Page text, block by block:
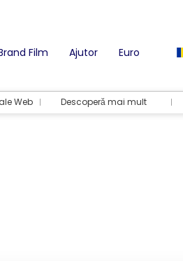
Film Ajutor Euro
Web Descoperă mai mult